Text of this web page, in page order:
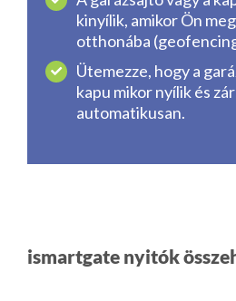
kinyílik, amikor Ön
otthonába
Ütemezze, hogy a
kapu mikor nyílik és
automatikusan.
ismartgate nyitók